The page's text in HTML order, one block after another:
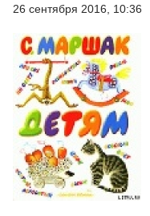
26 сентября 2016, 10:36